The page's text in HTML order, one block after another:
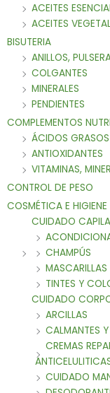
ACEITES
ACEITES
BISUTERIA
ANILLOS,
COLGANTES
MINERALES
PENDIENTES
COMPLEMENTOS
ÁCIDOS
ANTIOXIDANTES
VITAMINAS,
CONTROL DE PESO
COSMÉTICA E HIGIENE
CUIDADO
CHAMPÚS
TINTES Y
CUIDADO
ARCILLAS
CALMANTES
CREMAS
CUIDADO